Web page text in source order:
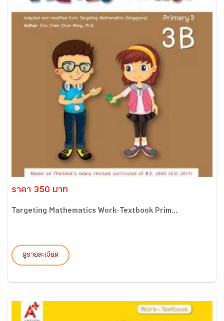
ราคา 350 บาท
Targeting Mathematics Work-Textbook Prim...
ดูรายละเอียด